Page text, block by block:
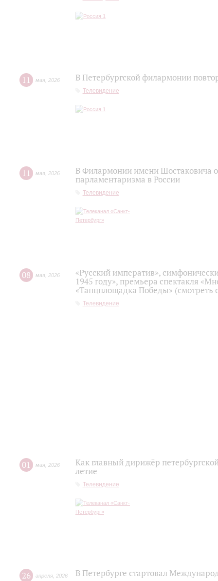
11 мая 2026 В Петербургской филармонии
Телевидение
11 мая 2026
В Филармонии имени Шостаковича
парламентаризма в России
Телевидение
08 мая 2026
«Русский императив»,
1945 году», премьера спектакля
«Танцплощадка Победы»
Телевидение
01 мая 2026
Как главный дирижёр
летие
Телевидение
26 апреля 2026 В Петербурге стартовал